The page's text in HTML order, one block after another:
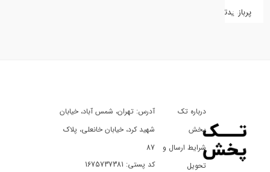
کفش
سفر
تفریح
پربازدیدترین
درباره تک
پخش
شرایط ارسال و
تحویل
آدرس: تهران، شمس آباد، خیابان
شهید کرد، خیابان خانعلی، پلاک
87
کد پستی: 1675737381